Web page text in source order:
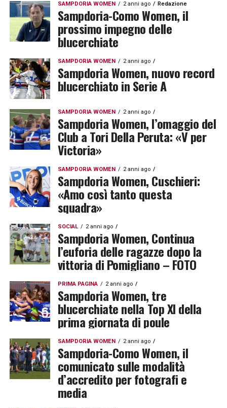
SAMPDORIA WOMEN 2 anni ago Redazione
Sampdoria-Como Women, il
prossimo impegno delle
blucerchiate
SAMPDORIA WOMEN 2 anni ago
Sampdoria Women, nuovo record
blucerchiato in Serie A
SAMPDORIA WOMEN 2 anni ago
Sampdoria Women, l’omaggio del
Club a Tori Della Peruta: «V per
Victoria»
SAMPDORIA WOMEN 2 anni ago
Sampdoria Women, Cuschieri:
«Amo così tanto questa
squadra»
SOCIAL 2 anni ago
Sampdoria Women, Continua
l’euforia delle ragazze dopo la
vittoria di Pomigliano – FOTO
PRIMA PAGINA 2 anni ago
Sampdoria Women, tre
blucerchiate nella Top XI della
prima giornata di poule
SAMPDORIA WOMEN 2 anni ago
Sampdoria-Como Women, il
comunicato sulle modalità
d’accredito per fotografi e
media